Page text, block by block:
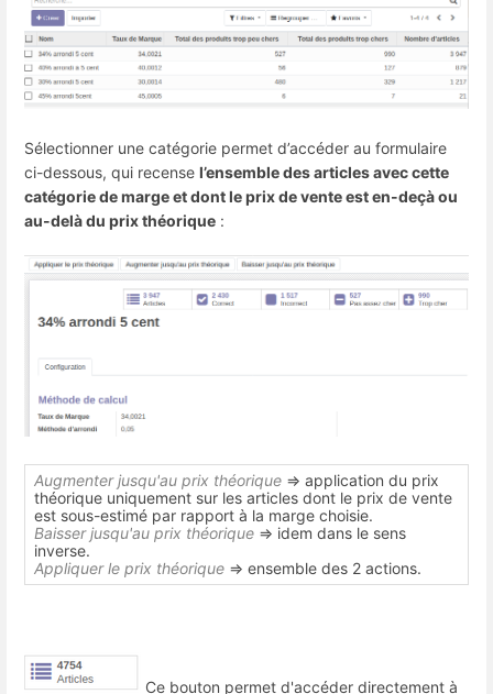
Sélectionner une catégorie permet d’accéder au formulaire
ci-dessous, qui recense l’ensemble des articles avec cette
catégorie de marge et dont le prix de vente est en-deçà ou
au-delà du prix théorique :
Augmenter jusqu'au prix théorique => application du prix
théorique uniquement sur les articles dont le prix de vente
est sous-estimé par rapport à la marge choisie.
Baisser jusqu'au prix théorique => idem dans le sens
inverse.
Appliquer le prix théorique => ensemble des 2 actions.
Ce bouton permet d'accéder directement à